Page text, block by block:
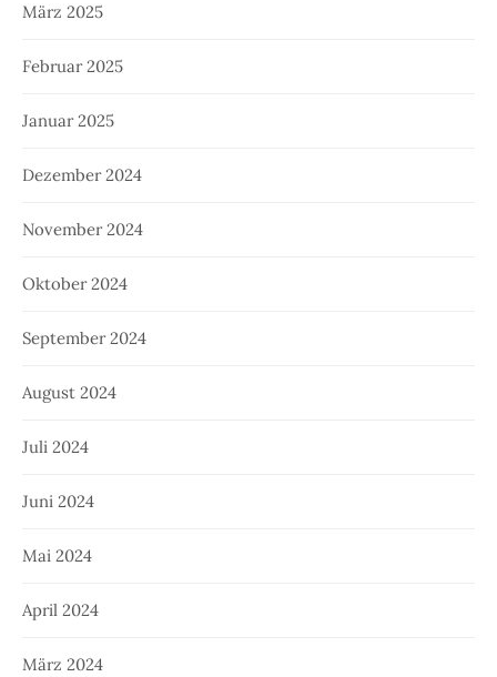
März 2025
Februar 2025
Januar 2025
Dezember 2024
November 2024
Oktober 2024
September 2024
August 2024
Juli 2024
Juni 2024
Mai 2024
April 2024
März 2024